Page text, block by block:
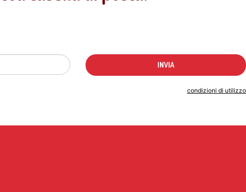
condizioni di utilizzo